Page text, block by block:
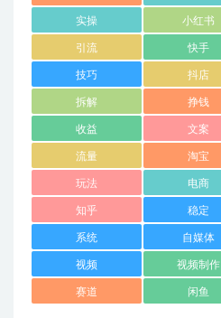
实操 小红书
引流 快手
技巧 抖店
拆解 挣钱
收益 文案
流量 淘宝
玩法 电商
知乎 稳定
系统 自媒体
视频 视频制作
赛道 闲鱼